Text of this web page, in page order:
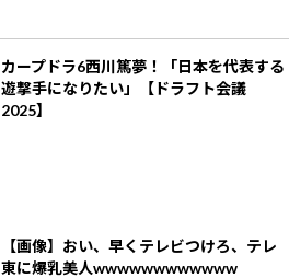
カープドラ6西川篤夢！「日本を代表する
遊撃手になりたい」【ドラフト会議
2025】
【画像】おい、早くテレビつけろ、テレ
東に爆乳美人wwwwwwwwwwww